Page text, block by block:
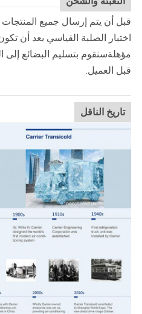
قبل أن يتم إرسال جميع المنتجات
اختبار الصلبة القياسي بعد أن
مؤهلةسنقوم بتسليم البضائع إلى
قبل العميل.
تاريخ الناقل